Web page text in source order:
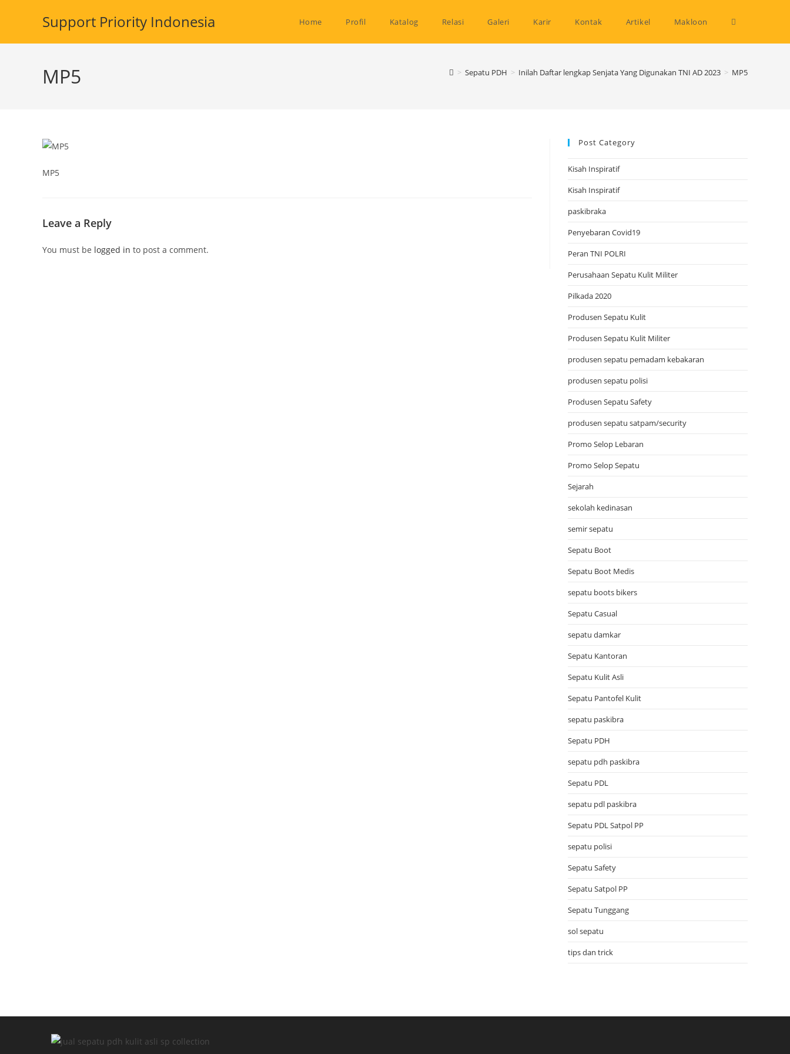
Support Priority Indonesia Home Profil Katalog Relasi Galeri Karir Kontak Artikel Makloon Toggle
MP5 > Sepatu PDH > Inilah Daftar lengkap Senjata Yang Digunakan TNI AD 2023 > MP5
MP5
Leave a Reply
You must be logged in to post a comment.
Post Category
Kisah Inspiratif
Kisah Inspiratif
paskibraka
Penyebaran Covid19
Peran TNI POLRI
Perusahaan Sepatu Kulit Militer
Pilkada 2020
Produsen Sepatu Kulit
Produsen Sepatu Kulit Militer
produsen sepatu pemadam kebakaran
produsen sepatu polisi
Produsen Sepatu Safety
produsen sepatu satpam/security
Promo Selop Lebaran
Promo Selop Sepatu
Sejarah
sekolah kedinasan
semir sepatu
Sepatu Boot
Sepatu Boot Medis
sepatu boots bikers
Sepatu Casual
sepatu damkar
Sepatu Kantoran
Sepatu Kulit Asli
Sepatu Pantofel Kulit
sepatu paskibra
Sepatu PDH
sepatu pdh paskibra
Sepatu PDL
sepatu pdl paskibra
Sepatu PDL Satpol PP
sepatu polisi
Sepatu Safety
Sepatu Satpol PP
Sepatu Tunggang
sol sepatu
tips dan trick